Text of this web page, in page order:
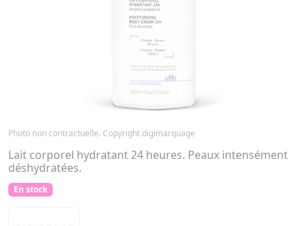
Photo non contractuelle. Copyright digimarquage
Lait corporel hydratant 24 heures. Peaux intensément
déshydratées.
En stock